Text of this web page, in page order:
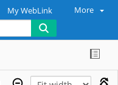
My WebLink More